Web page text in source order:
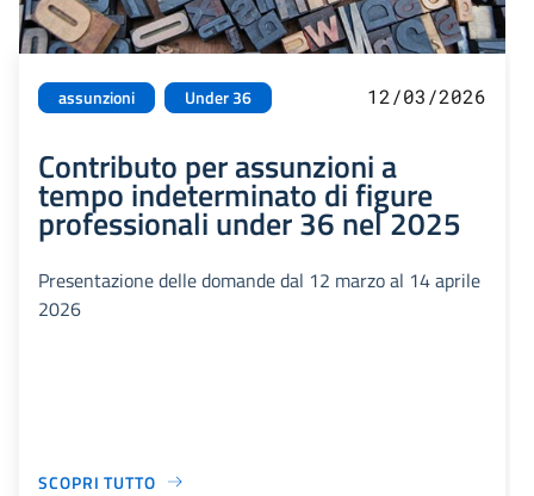
assunzioni Under 36 12/03/2026
Contributo per assunzioni a
tempo indeterminato di figure
professionali under 36 nel 2025
Presentazione delle domande dal 12 marzo al 14 aprile
2026
SCOPRI TUTTO